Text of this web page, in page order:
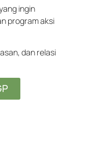
ingin
program aksi
dan relasi